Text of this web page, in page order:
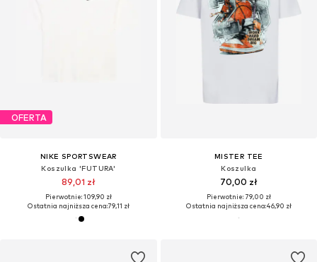
OFERTA
NIKE SPORTSWEAR
Koszulka 'FUTURA'
89,01 zł
Pierwotnie: 109,90 zł
Ostatnia najniższa cena:79,11 zł
MISTER TEE
Koszulka
70,00 zł
Pierwotnie: 79,00 zł
Ostatnia najniższa cena:46,90 zł